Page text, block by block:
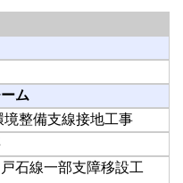
ム
整備支線接地工事
石線一部支障移設工